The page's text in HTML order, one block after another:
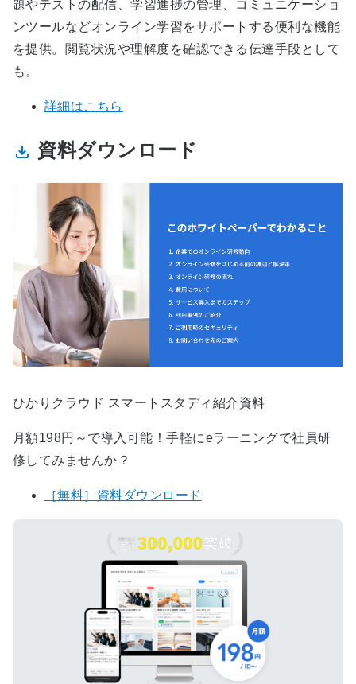
題やテストの配信、学習進捗の管理、コミュニケーショ
ンツールなどオンライン学習をサポートする便利な機能
を提供。閲覧状況や理解度を確認できる伝達手段として
も。
詳細はこちら
資料ダウンロード
ひかりクラウド スマートスタディ紹介資料
月額198円～で導入可能！手軽にeラーニングで社員研
修してみませんか？
［無料］資料ダウンロード